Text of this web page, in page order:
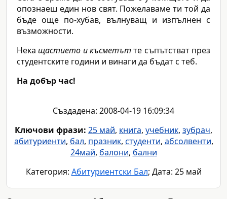
опознаеш един нов свят. Пожелаваме ти той да
бъде още по-хубав, вълнуващ и изпълнен с
възможности.
Некащастието и късметът те съпътстват през
студентските години и винаги да бъдат с теб.
На добър час!
Създадена: 2008-04-19 16:09:34
Ключови фрази: 25 май, книга, учебник, зубрач,
абитуриенти, бал, празник, студенти, абсолвенти,
24май, балони, бални
Категория: Абитуриентски Бал; Дата: 25 май